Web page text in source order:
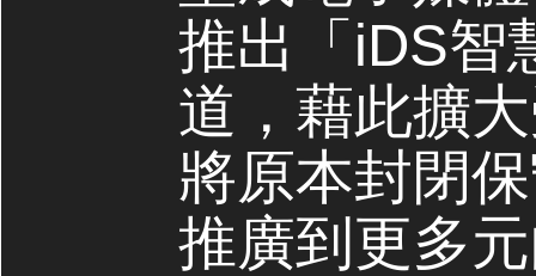
推出「iDS智
道，藉此擴
將原本封閉
推廣到更多